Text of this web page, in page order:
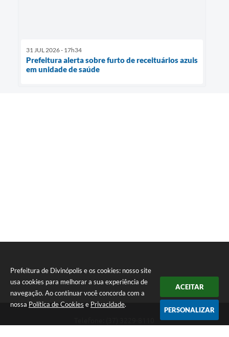
Prefeitura de Divinópolis e os cookies: nosso site
usa cookies para melhorar a sua experiência de
navegação. Ao continuar você concorda com a
nossa Política de Cookies e Privacidade.
ACEITAR
PERSONALIZAR
31 JUL 2026 - 17h34
Prefeitura alerta sobre furto de receituários azuis
em unidade de saúde